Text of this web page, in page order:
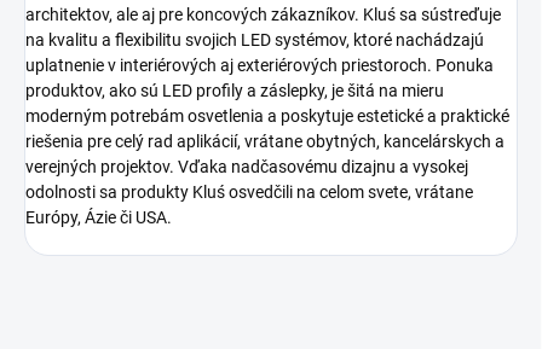
architektov, ale aj pre koncových zákazníkov. Kluś sa sústreďuje
na kvalitu a flexibilitu svojich LED systémov, ktoré nachádzajú
uplatnenie v interiérových aj exteriérových priestoroch. Ponuka
produktov, ako sú LED profily a záslepky, je šitá na mieru
moderným potrebám osvetlenia a poskytuje estetické a praktické
riešenia pre celý rad aplikácií, vrátane obytných, kancelárskych a
verejných projektov. Vďaka nadčasovému dizajnu a vysokej
odolnosti sa produkty Kluś osvedčili na celom svete, vrátane
Európy, Ázie či USA.